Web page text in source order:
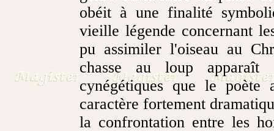
obéit à une finalité
vieille légende concernant
pu assimiler l'oiseau au
chasse au loup apparaît
cynégétiques que le
caractère fortement
la confrontation entre les